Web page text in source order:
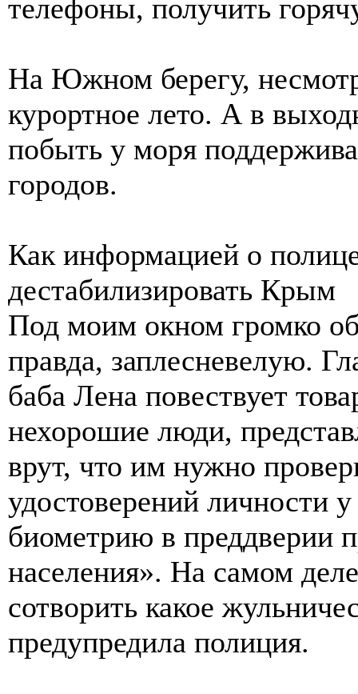
телефоны, получить
На Южном берегу,
курортное лето. А в
побыть у моря
городов.
Как информацией о
дестабилизировать Крым
Под моим окном громко
правда, заплесневелую.
баба Лена повествует
нехорошие люди,
врут, что им нужно
удостоверений личности
биометрию в преддверии
населения». На самом
сотворить какое
предупредила полиция.